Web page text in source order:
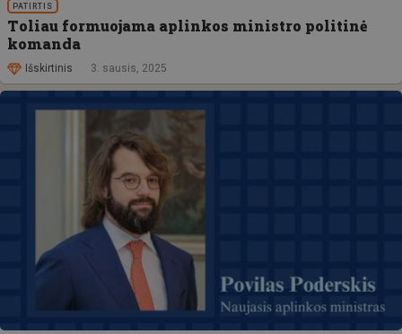
PATIRTIS
Toliau formuojama aplinkos ministro politinė
komanda
Išskirtinis 3. sausis, 2025